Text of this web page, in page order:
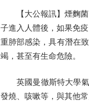
【大公報訊】煙麴菌
子進入人體後，如果免
重肺部感染，具有潛在
竭，甚至有生命危險。
英國曼徹斯特大學氣
發燒、咳嗽等，與其他